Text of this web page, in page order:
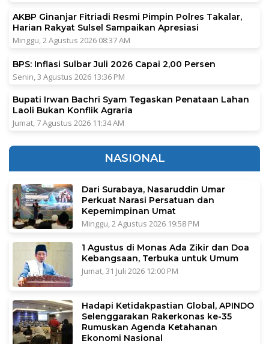
AKBP Ginanjar Fitriadi Resmi Pimpin Polres Takalar,
Harian Rakyat Sulsel Sampaikan Apresiasi
Minggu, 2 Agustus 2026 08:37 AM
BPS: Inflasi Sulbar Juli 2026 Capai 2,00 Persen
Senin, 3 Agustus 2026 13:36 PM
Bupati Irwan Bachri Syam Tegaskan Penataan Lahan
Laoli Bukan Konflik Agraria
Jumat, 7 Agustus 2026 11:34 AM
NASIONAL
Dari Surabaya, Nasaruddin Umar
Perkuat Narasi Persatuan dan
Kepemimpinan Umat
Minggu, 2 Agustus 2026 19:58 PM
1 Agustus di Monas Ada Zikir dan Doa
Kebangsaan, Terbuka untuk Umum
Jumat, 31 Juli 2026 12:00 PM
Hadapi Ketidakpastian Global, APINDO
Selenggarakan Rakerkonas ke-35
Rumuskan Agenda Ketahanan
Ekonomi Nasional